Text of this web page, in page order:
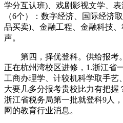
学分互认班)、戏剧影视文学、
（6个）：数字经济、国际经济
品买卖)、金融工程、金融科技
声。
第四，择优登科。供给报考
正在杭州湾校区进修，1.浙江省
工商办理学、计较机科学取手艺
大要几多分报考贵校比力有把握
浙江省税务局第一批就登科9人
网的教育行业消息。